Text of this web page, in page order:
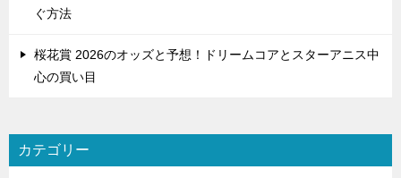
ぐ方法
桜花賞 2026のオッズと予想！ドリームコアとスターアニス中
心の買い目
カテゴリー